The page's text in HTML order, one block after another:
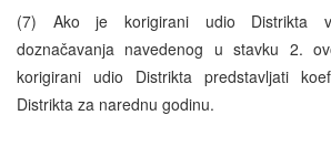
(7) Ako je korigirani udio Distrikta
doznačavanja navedenog u stavku 2.
korigirani udio Distrikta predstavljati
Distrikta za narednu godinu.